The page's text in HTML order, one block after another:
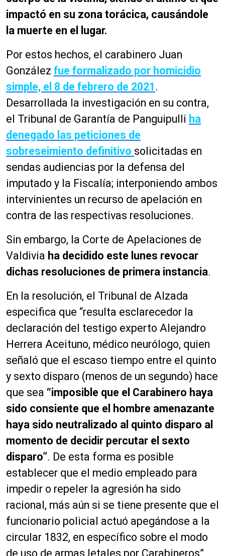
impactó en su zona torácica, causándole
la muerte en el lugar.
Por estos hechos, el carabinero Juan
González fue formalizado por homicidio
simple, el 8 de febrero de 2021 .
Desarrollada la investigación en su contra,
el Tribunal de Garantía de Panguipulli ha
denegado las peticiones de
sobreseimiento definitivo solicitadas en
sendas audiencias por la defensa del
imputado y la Fiscalía; interponiendo ambos
intervinientes un recurso de apelación en
contra de las respectivas resoluciones.
Sin embargo, la Corte de Apelaciones de
Valdivia ha decidido este lunes revocar
dichas resoluciones de primera instancia.
En la resolución, el Tribunal de Alzada
especifica que “resulta esclarecedor la
declaración del testigo experto Alejandro
Herrera Aceituno, médico neurólogo, quien
señaló que el escaso tiempo entre el quinto
y sexto disparo (menos de un segundo) hace
que sea “imposible que el Carabinero haya
sido consiente que el hombre amenazante
haya sido neutralizado al quinto disparo al
momento de decidir percutar el sexto
disparo”. De esta forma es posible
establecer que el medio empleado para
impedir o repeler la agresión ha sido
racional, más aún si se tiene presente que el
funcionario policial actuó apegándose a la
circular 1832, en específico sobre el modo
de uso de armas letales por Carabineros”.